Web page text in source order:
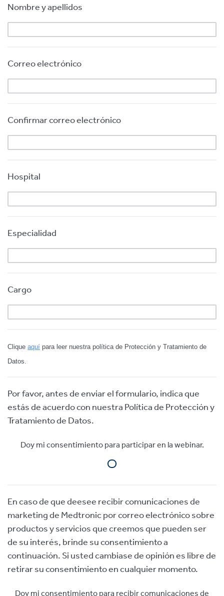
Nombre y apellidos
Correo electrónico
Confirmar correo electrónico
Hospital
Especialidad
Cargo
Clique aquí para leer nuestra política de Protección y Tratamiento de
Datos.
Por favor, antes de enviar el formulario, indica que
estás de acuerdo con nuestra Política de Protección y
Tratamiento de Datos.
Doy mi consentimiento para participar en la webinar.
En caso de que deesee recibir comunicaciones de
marketing de Medtronic por correo electrónico sobre
productos y servicios que creemos que pueden ser
de su interés, brinde su consentimiento a
continuación. Si usted cambiase de opinión es libre de
retirar su consentimiento en cualquier momento.
Doy mi consentimiento para recibir comunicaciones de